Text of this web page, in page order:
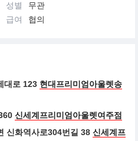
성별
무관
급여 협의
대로 123 현대프리미엄아울렛송
신세계프리미엄아울렛여주점
신화역사로304번길 38 신세계프